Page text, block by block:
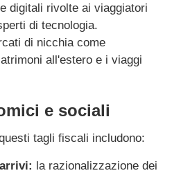
digitali rivolte ai viaggiatori
di tecnologia.
di nicchia come
all'estero e i viaggi
e sociali
tagli fiscali includono:
la razionalizzazione dei